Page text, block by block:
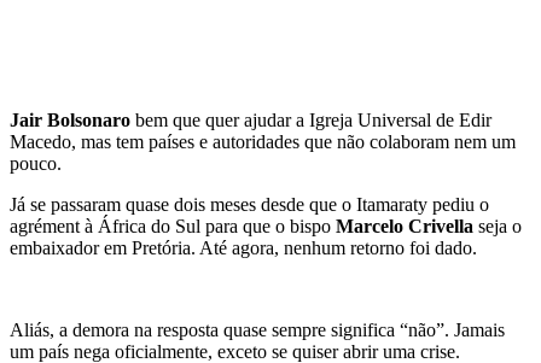
Jair Bolsonaro bem que quer ajudar a Igreja Universal de Edir
Macedo, mas tem países e autoridades que não colaboram nem um
pouco.
Já se passaram quase dois meses desde que o Itamaraty pediu o
agrément à África do Sul para que o bispo Marcelo Crivella seja o
embaixador em Pretória. Até agora, nenhum retorno foi dado.
Aliás, a demora na resposta quase sempre significa “não”. Jamais
um país nega oficialmente, exceto se quiser abrir uma crise.